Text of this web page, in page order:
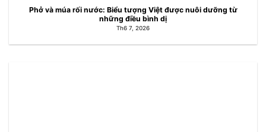
Phở và múa rối nước: Biểu tượng Việt được nuôi dưỡng từ
những điều bình dị
Th6 7, 2026